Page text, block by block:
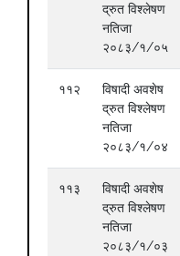
द्रुत विश्लेषण
नतिजा
२०८३/१/०५
११२
विषादी अवशेष
द्रुत विश्लेषण
नतिजा
२०८३/१/०४
११३
विषादी अवशेष
द्रुत विश्लेषण
नतिजा
२०८३/१/०३